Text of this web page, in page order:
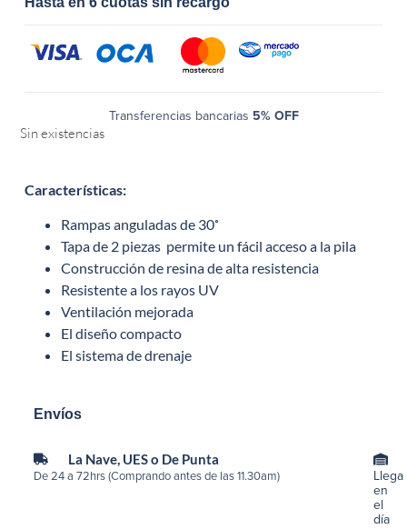
Transferencias bancarias 5% OFF
Sin existencias
Características:
Rampas anguladas de 30˚
Tapa de 2 piezas permite un fácil acceso a la pila
Construcción de resina de alta resistencia
Resistente a los rayos UV
Ventilación mejorada
El diseño compacto
El sistema de drenaje
Envíos
La Nave, UES o De Punta
De 24 a 72hrs (Comprando antes de las 11.30am)
Llega
en
el
día